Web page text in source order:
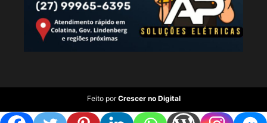
Feito por Crescer no Digital